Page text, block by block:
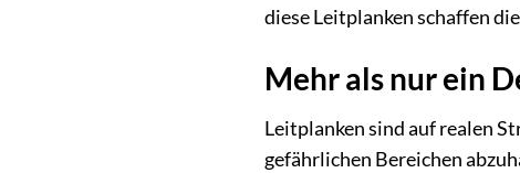
diese Leitplanken schaffen
Mehr als nur ein
Leitplanken sind auf realen
gefährlichen Bereichen